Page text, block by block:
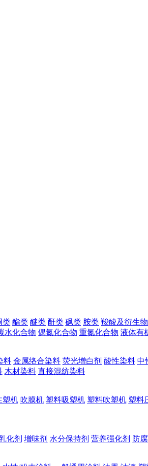
类 酯类 醚类 酐类 砜类 胺类 羧酸及衍生物
水化合物 偶氮化合物 重氮化合物 液体有
料 金属络合染料 荧光增白剂 酸性染料 中
木材染料 直接混纺染料
塑机 吹膜机 塑料吸塑机 塑料吹塑机 塑料
化剂 增味剂 水分保持剂 营养强化剂 防